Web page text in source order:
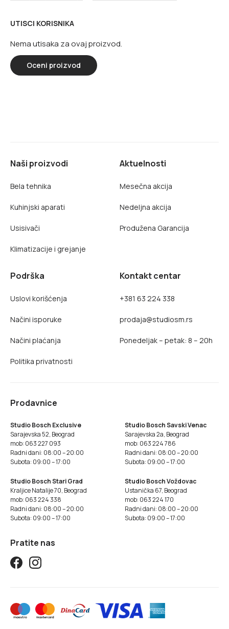
UTISCI KORISNIKA
Nema utisaka za ovaj proizvod.
Oceni proizvod
Naši proizvodi
Bela tehnika
Kuhinjski aparati
Usisivači
Klimatizacije i grejanje
Aktuelnosti
Mesečna akcija
Nedeljna akcija
Produžena Garancija
Podrška
Uslovi korišćenja
Načini isporuke
Načini plaćanja
Politika privatnosti
Kontakt centar
+381 63 224 338
prodaja@studiosm.rs
Ponedeljak – petak: 8 – 20h
Prodavnice
Studio Bosch Exclusive
Sarajevska 52, Beograd
mob: 063 227 093
Radni dani: 08:00 – 20:00
Subota: 09:00 – 17:00
Studio Bosch Savski Venac
Sarajevska 2a, Beograd
mob: 063 224 786
Radni dani: 08:00 – 20:00
Subota: 09:00 – 17:00
Studio Bosch Stari Grad
Kraljice Natalije 70, Beograd
mob: 063 224 338
Radni dani: 08:00 – 20:00
Subota: 09:00 – 17:00
Studio Bosch Voždovac
Ustanička 67, Beograd
mob: 063 224 170
Radni dani: 08:00 – 20:00
Subota: 09:00 – 17:00
Pratite nas